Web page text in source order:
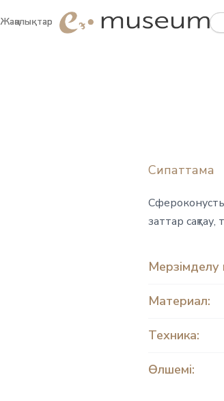
Жаңалықтар
Жаңалықтар
Сипаттама
заттар
Мерзімделу
Материал:
Техника:
Өлшемі: